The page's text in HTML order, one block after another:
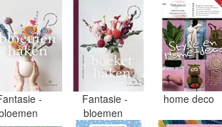
-
Fantasie -
bloemen
home deco